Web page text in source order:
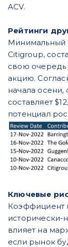
ACV.
Рейтинги
Минимальный
Citigroup,
свою очередь
акцию.
начала осени,
составляет
потенциал
Ключевые
Коэффициент
исторически-
влияет на
если рынок